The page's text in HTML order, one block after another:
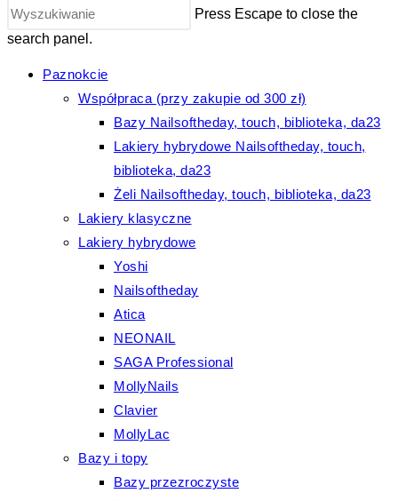
Press Escape to close the
search panel.
Paznokcie
Współpraca (przy zakupie od 300 zł)
Bazy Nailsoftheday, touch, biblioteka, da23
Lakiery hybrydowe Nailsoftheday, touch,
biblioteka, da23
Żeli Nailsoftheday, touch, biblioteka, da23
Lakiery klasyczne
Lakiery hybrydowe
Yoshi
Nailsoftheday
Atica
NEONAIL
SAGA Professional
MollyNails
Clavier
MollyLac
Bazy i topy
Bazy przezroczyste